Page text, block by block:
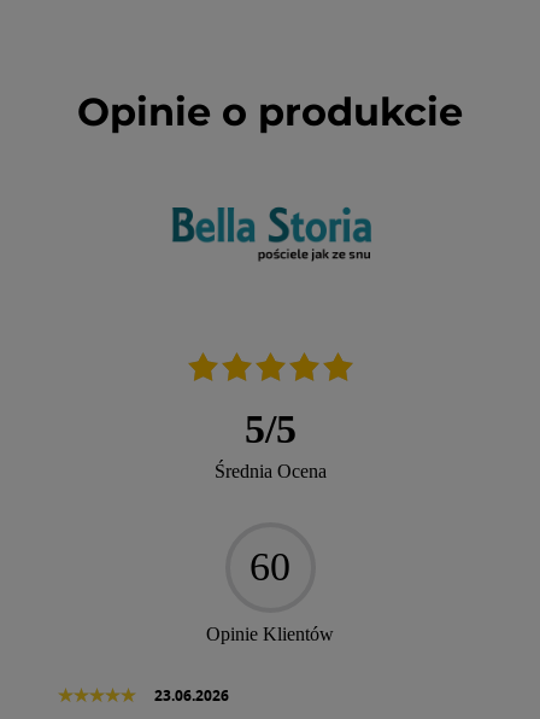
Opinie o produkcie
5/5
Średnia Ocena
60
Opinie Klientów
23.06.2026